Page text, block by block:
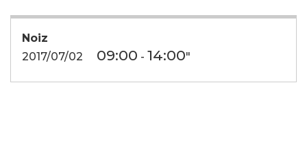
Noiz
2017/07/02
09:00 - 14:00"